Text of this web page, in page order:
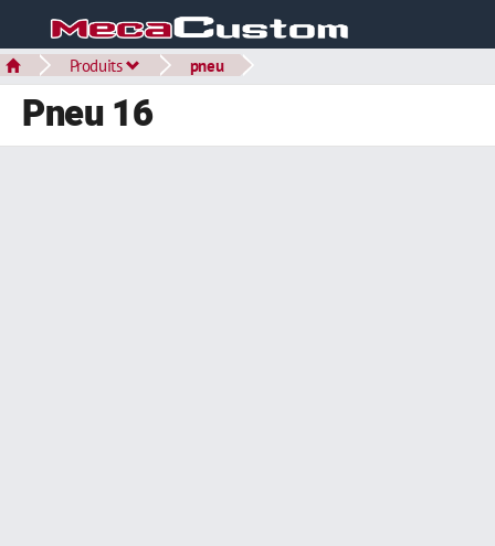
Produits pneu
Pneu 16